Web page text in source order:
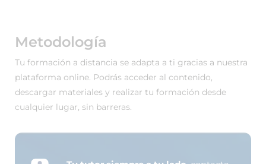
Metodología
Tu formación a distancia se adapta a ti gracias a nuestra
plataforma online. Podrás acceder al contenido,
descargar materiales y realizar tu formación desde
cualquier lugar, sin barreras.